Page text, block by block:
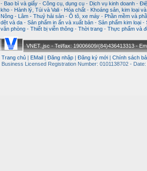
- Bao bì và giấy - Công cụ, dụng cụ - Dịch vụ kinh doanh -
kho - Hành lý, Túi và Vali - Hóa chất - Khoáng sản, kim loại
Nông - Lâm - Thuỷ hải sản - Ô tô, xe máy - Phần mềm và
dệt và da - Sản phẩm in ấn và xuất bản - Sản phẩm kim loại -
văn phòng - Thiết bị viễn thông - Thời trang - Thực phẩm và
VNET.,jsc - Tel/fax: 19006609/(84)436413313 -
Trang chủ
EMail Đăng nhập Đăng ký mới Chính sách
Business Licensed Registration Number: 0101138702 -